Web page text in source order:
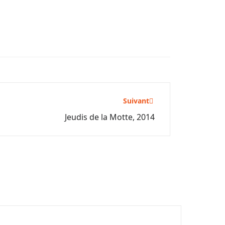
Suivant
Jeudis de la Motte, 2014